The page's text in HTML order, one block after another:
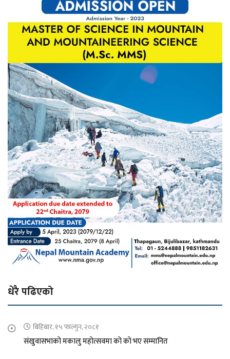
धेरै पढिएको
बिहिबार, १५ फाल्गुन, २०८१
संखुवासभाको मकालु महोत्सवमा को को भए सम्मानित